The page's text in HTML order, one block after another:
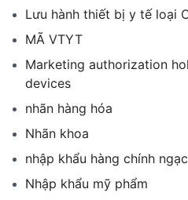
Lưu hành thiết bị y tế loại
MÃ VTYT
Marketing authorization
devices
nhãn hàng hóa
Nhãn khoa
nhập khẩu hàng chính
Nhập khẩu mỹ phẩm